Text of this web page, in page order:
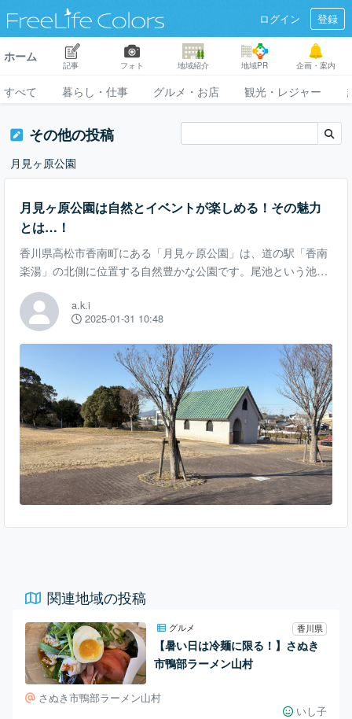
ログイン 登録
ホーム
記事 フォト 地域紹介 地域PR 企画・案内
すべて 暮らし・仕事 グルメ・お店 観光・レジャー
その他の投稿
月見ヶ原公園
月見ヶ原公園は自然とイベントが楽しめる！その魅力
とは…！
香川県高松市香南町にある「月見ヶ原公園」は、道の駅「香南
楽湯」の北側に位置する自然豊かな公園です。尾池という池の
周囲に広がるこの公園は、アクセスの良さや充実した施設で、
多くの人に親しまれています。 道の駅「香南楽湯」のすぐ北側
にあり、東側の道路をくぐる通路からも行くことができるた
め、気軽に訪れることができます。ドライブの途中や観光の合
間に立ち寄るのにも最適です。 池の周囲には遊歩道が整備され
ており、自然を感じながら散策を楽しめます。 家族連れやピク
ニックにぴったりの芝生広場が広がっています。のん
a.k.i
2025-01-31 10:48
関連地域の投稿
グルメ 香川県
【暑い日は冷麺に限る！】さぬき
市鴨部ラーメン山村
さぬき市鴨部ラーメン山村
いし子